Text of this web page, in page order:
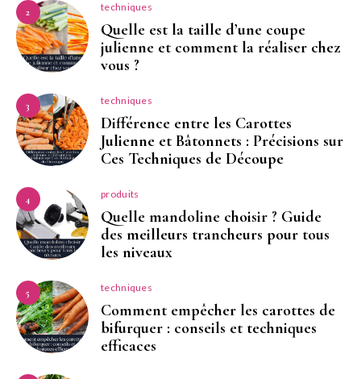
2 techniques
Quelle est la taille d’une coupe
julienne et comment la réaliser chez
vous ?
3 techniques
Différence entre les Carottes
Julienne et Bâtonnets : Précisions sur
Ces Techniques de Découpe
4 produits
Quelle mandoline choisir ? Guide
des meilleurs trancheurs pour tous
les niveaux
5 techniques
Comment empêcher les carottes de
bifurquer : conseils et techniques
efficaces